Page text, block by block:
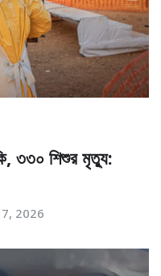
৩৩০ শিশুর মৃত্যু:
2026